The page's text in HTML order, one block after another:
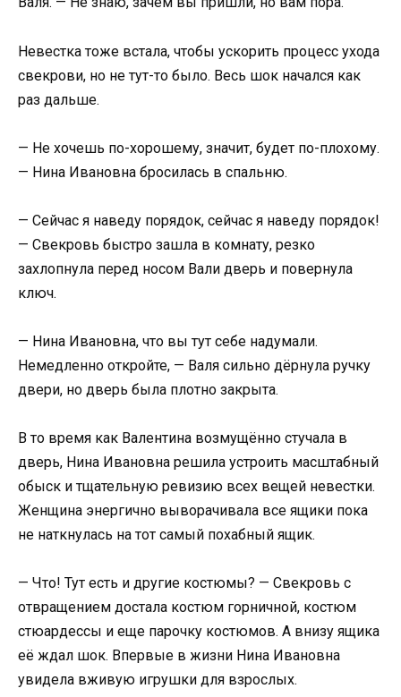
Невестка тоже встала, чтобы ускорить процесс ухода
свекрови, но не тут-то было. Весь шок начался как
раз дальше.
— Не хочешь по-хорошему, значит, будет по-плохому.
— Нина Ивановна бросилась в спальню.
— Сейчас я наведу порядок, сейчас я наведу порядок!
— Свекровь быстро зашла в комнату, резко
захлопнула перед носом Вали дверь и повернула
ключ.
— Нина Ивановна, что вы тут себе надумали.
Немедленно откройте, — Валя сильно дёрнула ручку
двери, но дверь была плотно закрыта.
В то время как Валентина возмущённо стучала в
дверь, Нина Ивановна решила устроить масштабный
обыск и тщательную ревизию всех вещей невестки.
Женщина энергично выворачивала все ящики пока
не наткнулась на тот самый похабный ящик.
— Что! Тут есть и другие костюмы? — Свекровь с
отвращением достала костюм горничной, костюм
стюардессы и еще парочку костюмов. А внизу ящика
её ждал шок. Впервые в жизни Нина Ивановна
увидела вживую игрушки для взрослых.